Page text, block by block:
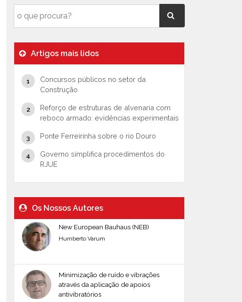
Artigos mais lidos
Concursos públicos no setor da
Construção
Reforço de estruturas de alvenaria com
reboco armado: evidências experimentais
Ponte Ferreirinha sobre o rio Douro
Governo simplifica procedimentos do
RJUE
Os Nossos Autores
New European Bauhaus (NEB)
Humberto Varum
Minimização de ruído e vibrações
através da aplicação de apoios
antivibratórios